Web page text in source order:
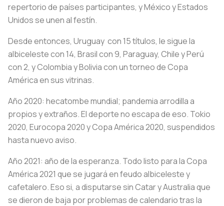
repertorio de países participantes, y México y Estados
Unidos se unen al festín.
Desde entonces, Uruguay con 15 títulos, le sigue la
albiceleste con 14, Brasil con 9, Paraguay, Chile y Perú
con 2, y Colombia y Bolivia con un torneo de Copa
América en sus vitrinas.
Año 2020: hecatombe mundial; pandemia arrodilla a
propios y extraños. El deporte no escapa de eso. Tokio
2020, Eurocopa 2020 y Copa América 2020, suspendidos
hasta nuevo aviso.
Año 2021: año de la esperanza. Todo listo para la Copa
América 2021 que se jugará en feudo albiceleste y
cafetalero. Eso si, a disputarse sin Catar y Australia que
se dieron de baja por problemas de calendario tras la